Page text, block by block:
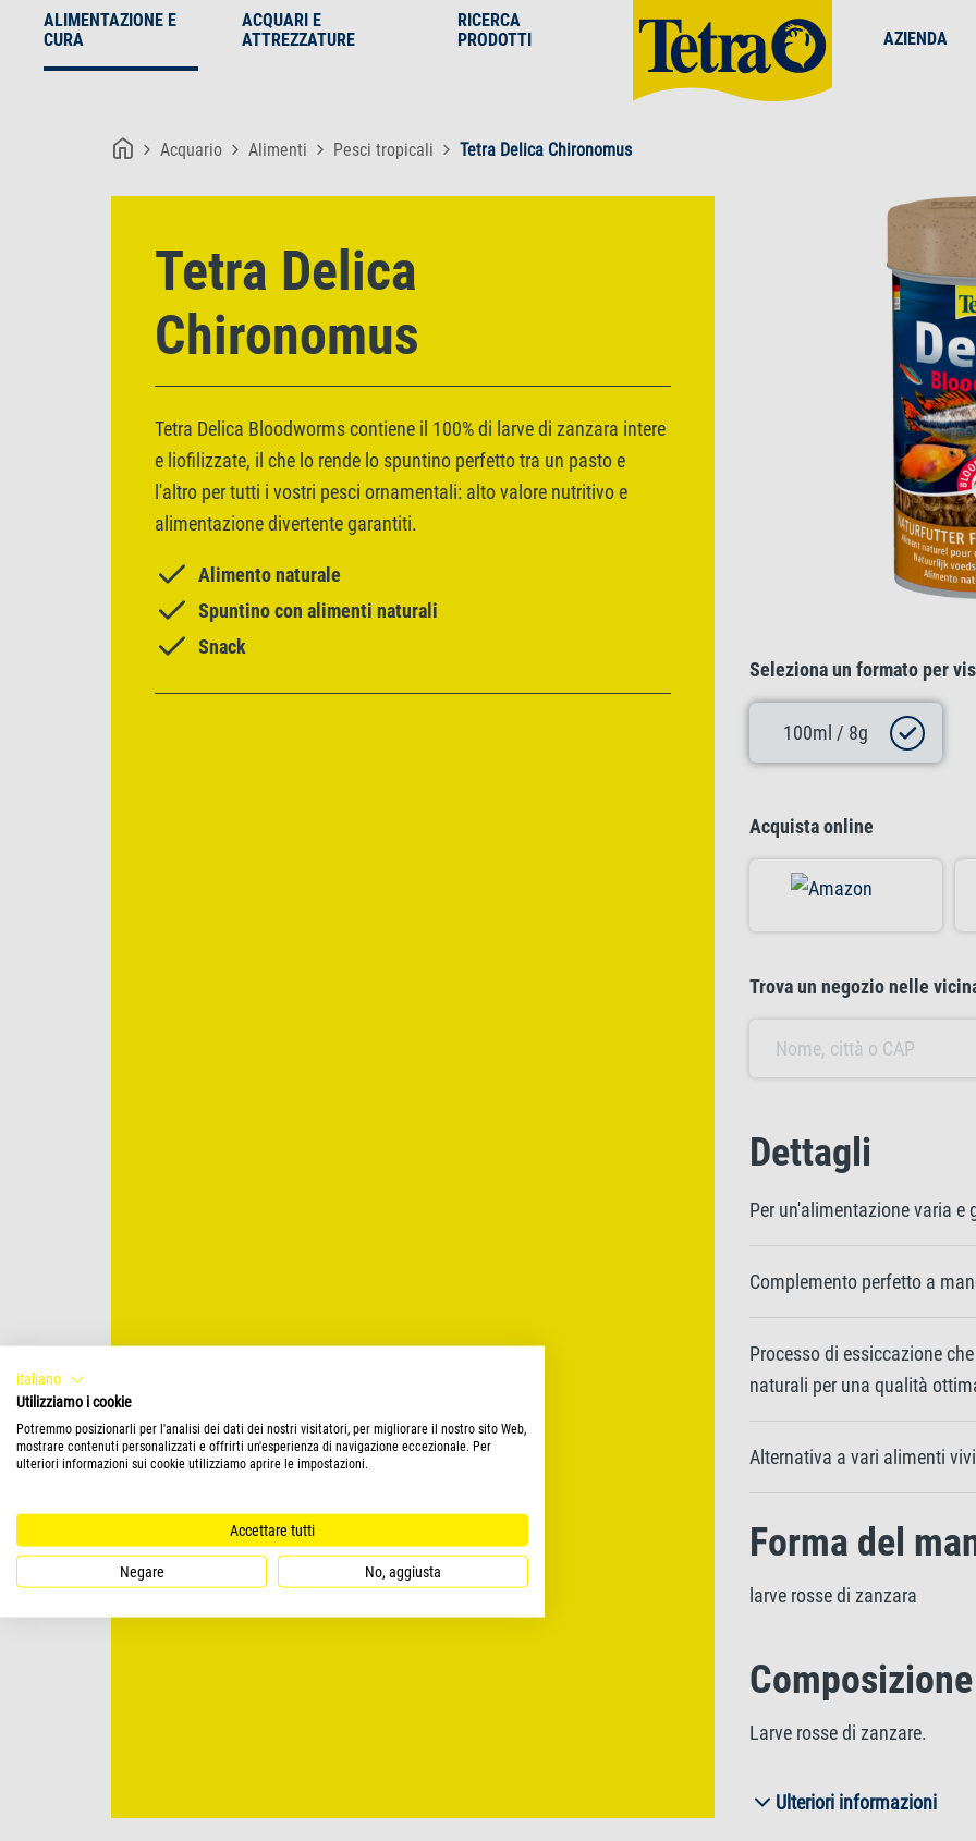
ALIMENTAZIONE E
CURA
ACQUARI E
ATTREZZATURE
RICERCA
PRODOTTI
AZIENDA
Acquario Alimenti Pesci tropicali Tetra Delica Chironomus
Tetra Delica
Chironomus
Tetra Delica Bloodworms contiene il 100% di larve di zanzara intere
e liofilizzate, il che lo rende lo spuntino perfetto tra un pasto e
l'altro per tutti i vostri pesci ornamentali: alto valore nutritivo e
alimentazione divertente garantiti.
Alimento naturale
Spuntino con alimenti naturali
Snack
Seleziona un formato per
100ml / 8g
Acquista online
Trova un negozio nelle
Dettagli
Per un'alimentazione varia e
Complemento perfetto a
Processo di essiccazione
naturali per una qualità
Alternativa a vari alimenti
Forma del
larve rosse di zanzara
Composizione
Larve rosse di zanzare.
Componenti
Ulteriori informazioni
italiano
Utilizziamo i cookie
Potremmo posizionarli per l'analisi dei dati dei nostri visitatori, per migliorare il nostro sito Web,
mostrare contenuti personalizzati e offrirti un'esperienza di navigazione eccezionale. Per
ulteriori informazioni sui cookie utilizziamo aprire le impostazioni.
Accettare tutti
Negare No, aggiusta